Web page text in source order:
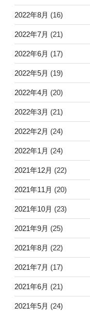
2022年8月 (16)
2022年7月 (21)
2022年6月 (17)
2022年5月 (19)
2022年4月 (20)
2022年3月 (21)
2022年2月 (24)
2022年1月 (24)
2021年12月 (22)
2021年11月 (20)
2021年10月 (23)
2021年9月 (25)
2021年8月 (22)
2021年7月 (17)
2021年6月 (21)
2021年5月 (24)